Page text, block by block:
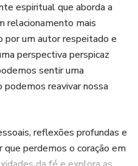
espiritual que aborda a
relacionamento mais
por um autor respeitado e
perspectiva perspicaz
sentir uma
reavivar nossa
reflexões profundas e
perdemos o coração em